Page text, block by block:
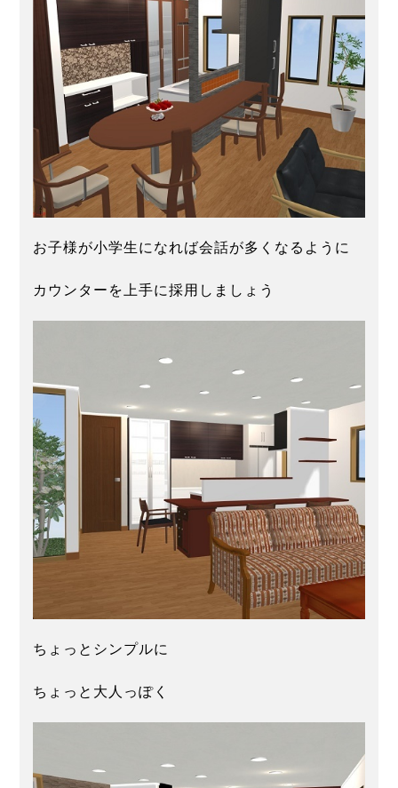
お子様が小学生になれば会話が多くなるように
カウンターを上手に採用しましょう
ちょっとシンプルに
ちょっと大人っぽく